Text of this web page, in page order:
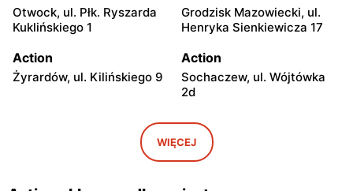
Otwock, ul. Płk. Ryszarda
Kuklińskiego 1
Grodzisk Mazowiecki, ul.
Henryka Sienkiewicza 17
Action
Żyrardów, ul. Kilińskiego 9
Action
Sochaczew, ul. Wójtówka
2d
Wyszków, ul. Pułtuska 96
Action
Warka, ul. Puławska 30a
WIĘCEJ